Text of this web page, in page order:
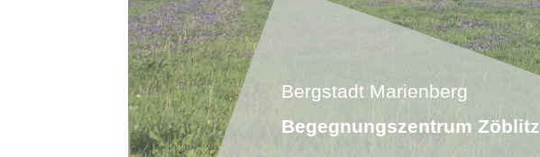
Bergstadt Marienberg
Begegnungszentrum Zöblitz